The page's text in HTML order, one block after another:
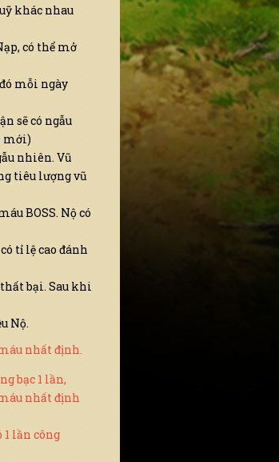
khác nhau
có thể mở
mỗi ngày
sẽ có ngẫu
mới)
nhiên. Vũ
tiêu lượng vũ
BOSS. Nộ có
tỉ lệ cao đánh
bại. Sau khi
Nộ.
nhất định.
bạc 1 lần,
nhất định
1 lần công